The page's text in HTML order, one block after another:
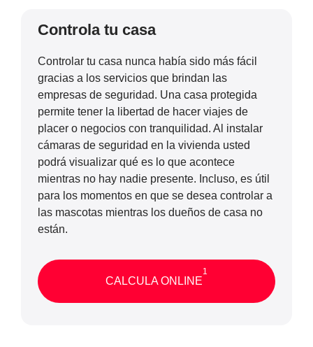
Controla tu casa
Controlar tu casa nunca había sido más fácil
gracias a los servicios que brindan las
empresas de seguridad. Una casa protegida
permite tener la libertad de hacer viajes de
placer o negocios con tranquilidad. Al instalar
cámaras de seguridad en la vivienda usted
podrá visualizar qué es lo que acontece
mientras no hay nadie presente. Incluso, es útil
para los momentos en que se desea controlar a
las mascotas mientras los dueños de casa no
están.
CALCULA ONLINE
1